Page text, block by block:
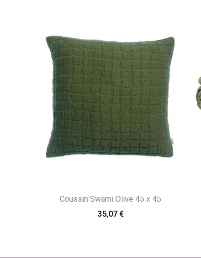
Coussin Swami Olive 45 x 45
35,07 €